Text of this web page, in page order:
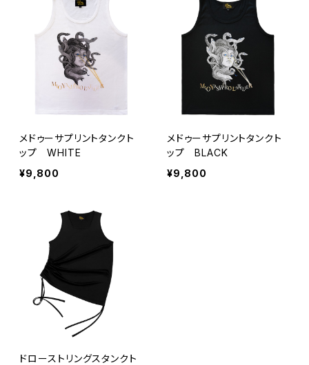
メドゥーサプリントタンクト
ップ WHITE
¥9,800
メドゥーサプリントタンクト
ップ BLACK
¥9,800
ドローストリングスタンクト